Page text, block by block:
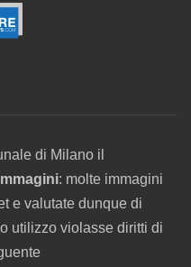
di Milano il
: molte immagini
e valutate dunque di
utilizzo violasse diritti di